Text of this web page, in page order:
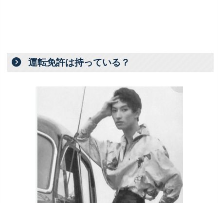
運転免許は持っている？